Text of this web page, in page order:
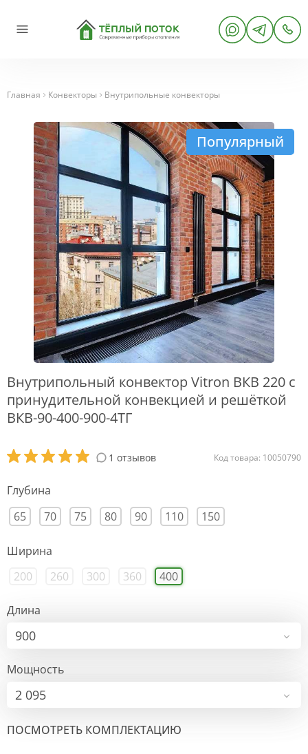
Главная Конвекторы Внутрипольные конвекторы
Популярный
Внутрипольный конвектор Vitron ВКВ 220 с
принудительной конвекцией и решёткой
ВКВ-90-400-900-4ТГ
1 отзывов Код товара: 10050790
Глубина
65
70 75 80 90 110 150
Ширина
200
260 300 360 400
Длина
900
Мощность
2 095
ПОСМОТРЕТЬ КОМПЛЕКТАЦИЮ